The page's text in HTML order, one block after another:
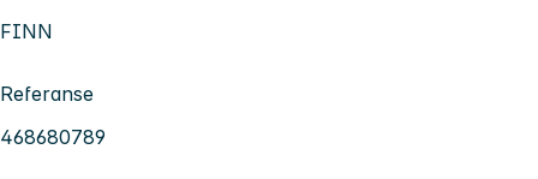
FINN
Referanse
468680789